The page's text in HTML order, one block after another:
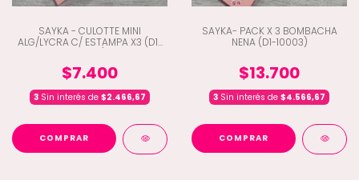
SAYKA - CULOTTE MINI
ALG/LYCRA C/ ESTAMPA X3 (D1-
$7.400
3 Sin interés de $2.466,67
COMPRAR
SAYKA- PACK X 3 BOMBACHA
NENA (D1-10003)
$13.700
3 Sin interés de $4.566,67
COMPRAR